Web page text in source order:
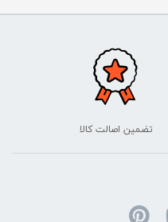
تضمین اصالت کالا